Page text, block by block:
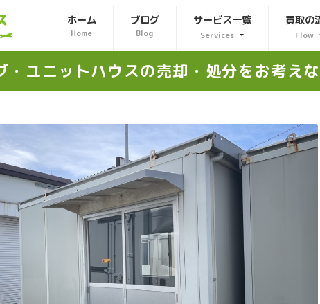
ホーム
Home
ブログ
Blog
サービス一覧
Services
買取の
Flow
・ユニットハウスの売却・処分をお考え